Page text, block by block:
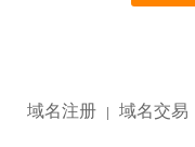
域名注册 | 域名交易